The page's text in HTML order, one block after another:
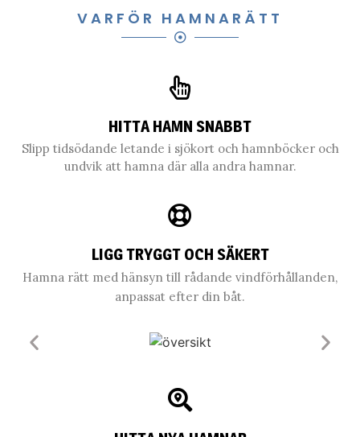
VARFÖR HAMNARÄTT
HITTA HAMN SNABBT
Slipp tidsödande letande i sjökort och hamnböcker och
undvik att hamna där alla andra hamnar.
LIGG TRYGGT OCH SÄKERT
Hamna rätt med hänsyn till rådande vindförhållanden,
anpassat efter din båt.